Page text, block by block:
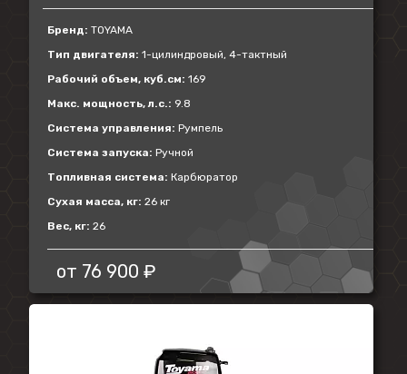
Бренд: TOYAMA
Тип двигателя: 1-цилиндровый, 4-тактный
Рабочий объем, куб.см: 169
Макс. мощность, л.с.: 9.8
Система управления: Румпель
Система запуска: Ручной
Топливная система: Карбюратор
Сухая масса, кг: 26 кг
Вес, кг: 26
от 76 900 ₽